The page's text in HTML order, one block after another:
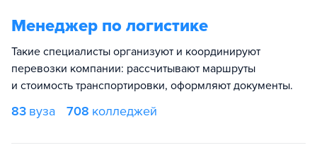
Менеджер по логистике
Такие специалисты организуют и координируют
перевозки компании: рассчитывают маршруты
и стоимость транспортировки, оформляют документы.
83 вуза 708 колледжей